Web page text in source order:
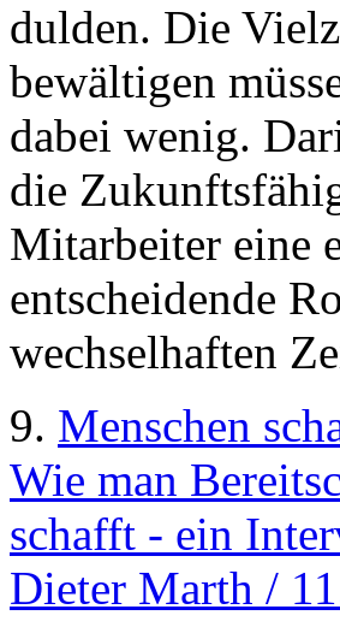
dulden. Die
bewältigen
dabei wenig.
die
Mitarbeiter eine
entscheidende
wechselhaften
9. Menschen
Wie man
schafft - ein
Dieter Marth /